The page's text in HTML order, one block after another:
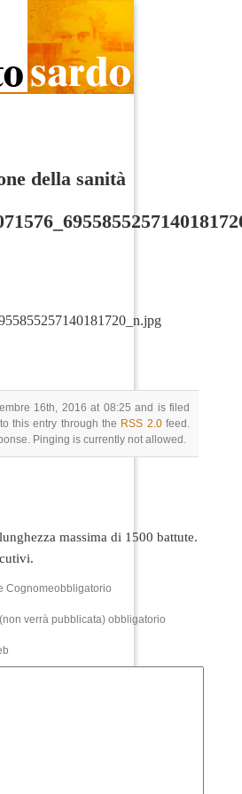
della sanità
16th, 2016 at 08:25 and is filed
this entry through the RSS 2.0feed.
Pinging is currently not allowed.
massima di 1500 battute.
Cognomeobbligatorio
verrà pubblicata) obbligatorio